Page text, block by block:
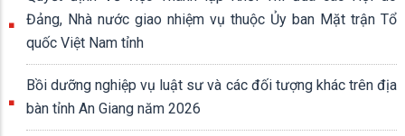
Đảng, Nhà nước giao nhiệm vụ thuộc Ủy ban Mặt trận Tổ
quốc Việt Nam tỉnh
Bồi dưỡng nghiệp vụ luật sư và các đối tượng khác trên địa
bàn tỉnh An Giang năm 2026